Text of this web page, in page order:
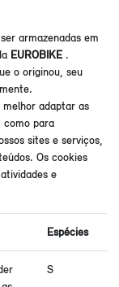
armazenadas em
EUROBIKE .
o originou, seu
adaptar as
como para
sites e serviços,
Os cookies
e
Espécies
S